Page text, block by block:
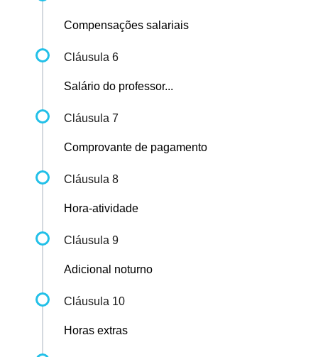
Compensações salariais
Cláusula 6
Salário do professor...
Cláusula 7
Comprovante de pagamento
Cláusula 8
Hora-atividade
Cláusula 9
Adicional noturno
Cláusula 10
Horas extras